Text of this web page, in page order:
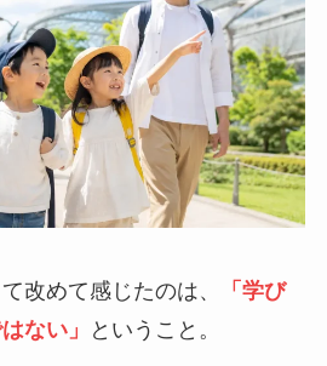
改めて感じたのは、
「学び
ない」
ということ。